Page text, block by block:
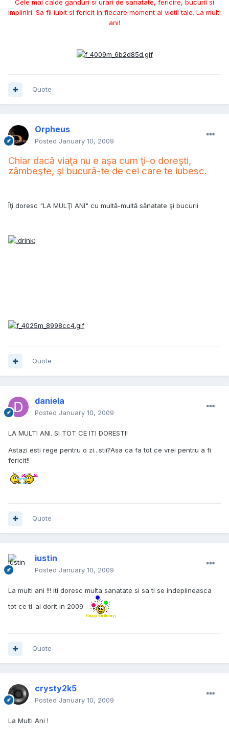
Cele mai calde ganduri si urari de sanatate, fericire, bucurii si
impliniri. Sa fii iubit si fericit in fiecare moment al vietii tale. La multi
ani!
Quote
Orpheus
Posted January 10, 2009
Chiar dacă viaţa nu e aşa cum ţi-o doreşti,
zâmbeşte, şi bucură-te de cei care te iubesc.
Îţi doresc "LA MULŢI ANI" cu multă-multă sănatate şi bucurii
Quote
daniela
Posted January 10, 2009
LA MULTI ANI. SI TOT CE ITI DORESTI!
Astazi esti rege pentru o zi...stii?Asa ca fa tot ce vrei pentru a fi
fericit!!
Quote
iustin
Posted January 10, 2009
La multi ani !!! iti doresc multa sanatate si sa ti se indeplineasca
tot ce ti-ai dorit in 2009
Quote
crysty2k5
Posted January 10, 2009
La Multi Ani !